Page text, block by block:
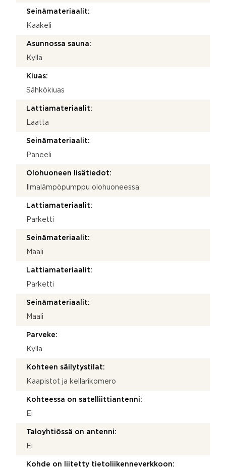
Seinämateriaalit:
Kaakeli
Asunnossa sauna:
Kyllä
Kiuas:
Sähkökiuas
Lattiamateriaalit:
Laatta
Seinämateriaalit:
Paneeli
Olohuoneen lisätiedot:
Ilmalämpöpumppu olohuoneessa
Lattiamateriaalit:
Parketti
Seinämateriaalit:
Maali
Lattiamateriaalit:
Parketti
Seinämateriaalit:
Maali
Parveke:
Kyllä
Kohteen säilytystilat:
Kaapistot ja kellarikomero
Kohteessa on satelliittiantenni:
Ei
Taloyhtiössä on antenni:
Ei
Kohde on liitetty tietoliikenneverkkoon: